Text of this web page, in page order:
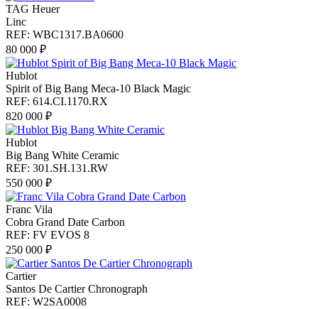
TAG Heuer
Linc
REF: WBC1317.BA0600
80 000 ₽
Hublot
Spirit of Big Bang Meca-10 Black Magic
REF: 614.CI.1170.RX
820 000 ₽
Hublot
Big Bang White Ceramic
REF: 301.SH.131.RW
550 000 ₽
Franc Vila
Cobra Grand Date Carbon
REF: FV EVOS 8
250 000 ₽
Cartier
Santos De Cartier Chronograph
REF: W2SA0008